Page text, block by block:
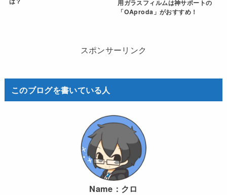
用ガラスフィルムは神サポートの
「OAproda」がおすすめ！
スポンサーリンク
このブログを書いている人
Name： クロ